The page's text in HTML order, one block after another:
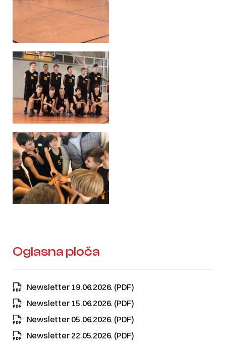
Oglasna ploča
Newsletter 19.06.2026. (PDF)
Newsletter 15.06.2026. (PDF)
Newsletter 05.06.2026. (PDF)
Newsletter 22.05.2026. (PDF)